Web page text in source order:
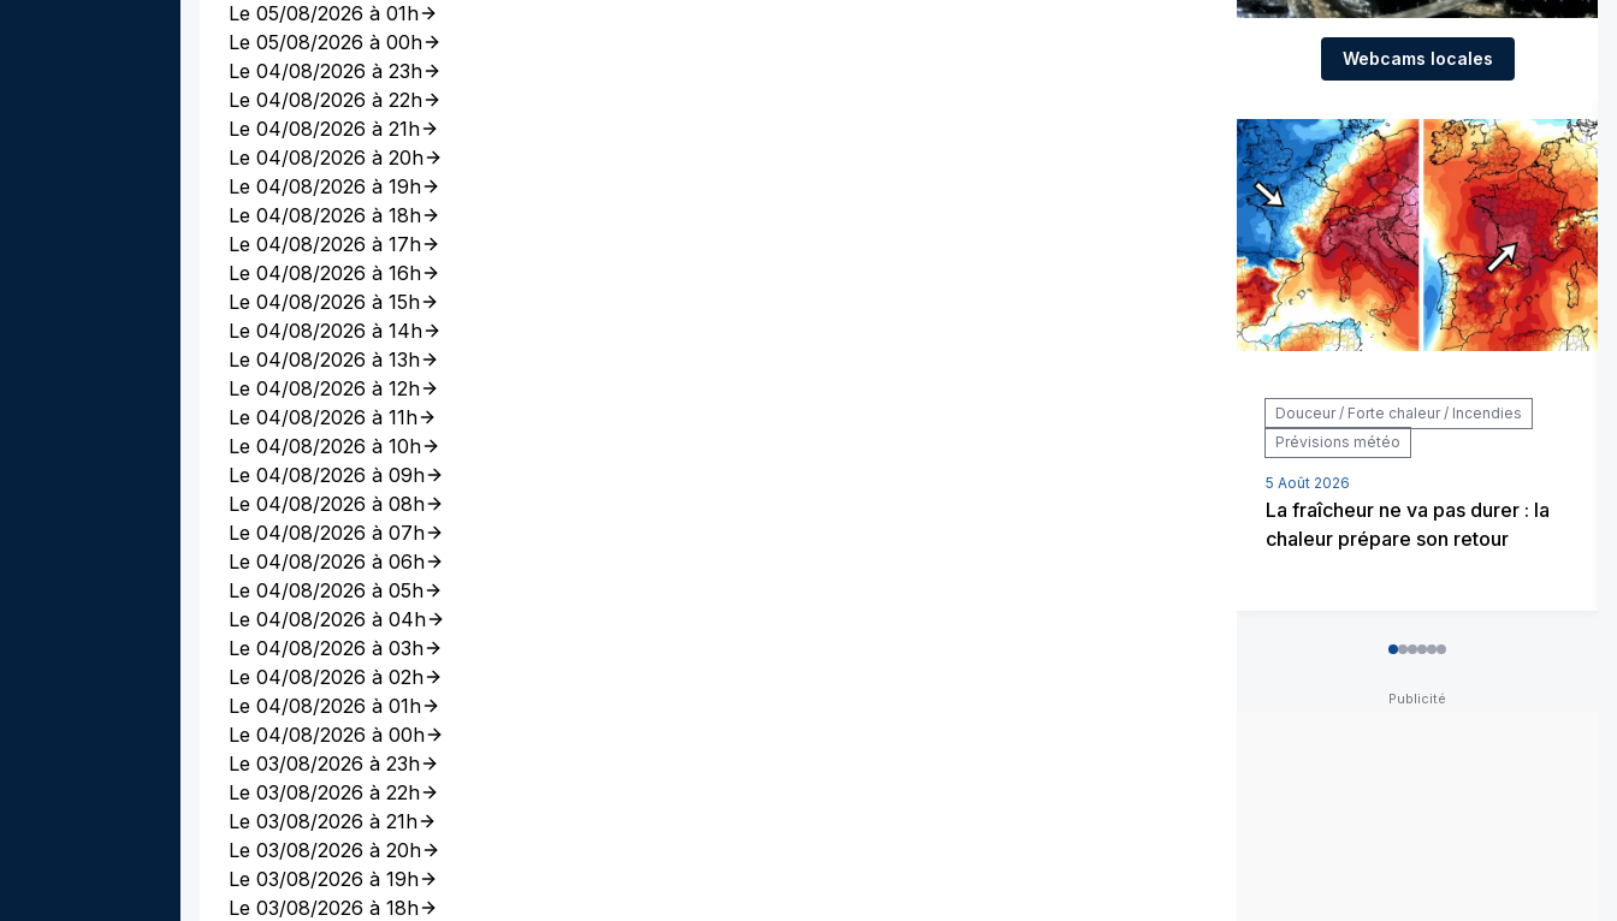
Le 05/08/2026 à 01h
Le 05/08/2026 à 00h
Le 04/08/2026 à 23h
Le 04/08/2026 à 22h
Le 04/08/2026 à 21h
Le 04/08/2026 à 20h
Le 04/08/2026 à 19h
Le 04/08/2026 à 18h
Le 04/08/2026 à 17h
Le 04/08/2026 à 16h
Le 04/08/2026 à 15h
Le 04/08/2026 à 14h
Le 04/08/2026 à 13h
Le 04/08/2026 à 12h
Le 04/08/2026 à 11h
Le 04/08/2026 à 10h
Le 04/08/2026 à 09h
Le 04/08/2026 à 08h
Le 04/08/2026 à 07h
Le 04/08/2026 à 06h
Le 04/08/2026 à 05h
Le 04/08/2026 à 04h
Le 04/08/2026 à 03h
Le 04/08/2026 à 02h
Le 04/08/2026 à 01h
Le 04/08/2026 à 00h
Le 03/08/2026 à 23h
Le 03/08/2026 à 22h
Le 03/08/2026 à 21h
Le 03/08/2026 à 20h
Le 03/08/2026 à 19h
Le 03/08/2026 à 18h
Webcams locales
Douceur / Forte chaleur / Incendies
Prévisions météo
5 Août 2026
La fraîcheur ne va pas durer : la
chaleur prépare son retour
012345